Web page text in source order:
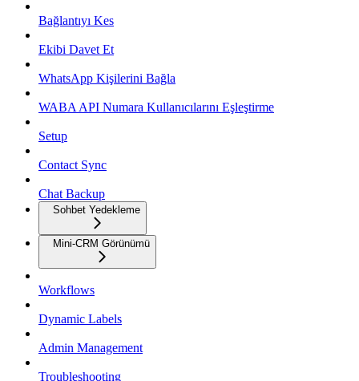
Bağlantıyı Kes
Ekibi Davet Et
WhatsApp Kişilerini Bağla
WABA API Numara Kullanıcılarını Eşleştirme
Setup
Contact Sync
Chat Backup
Sohbet Yedekleme
Mini-CRM Görünümü
Workflows
Dynamic Labels
Admin Management
Troubleshooting